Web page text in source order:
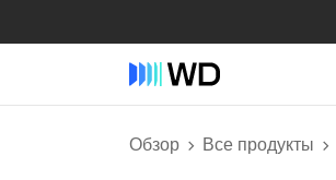
Обзор Все продукты